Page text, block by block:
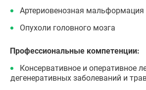
Артериовенозная мальформация
Опухоли головного мозга
Профессиональные компетенции:
Консервативное и оперативное
дегенеративных заболеваний и